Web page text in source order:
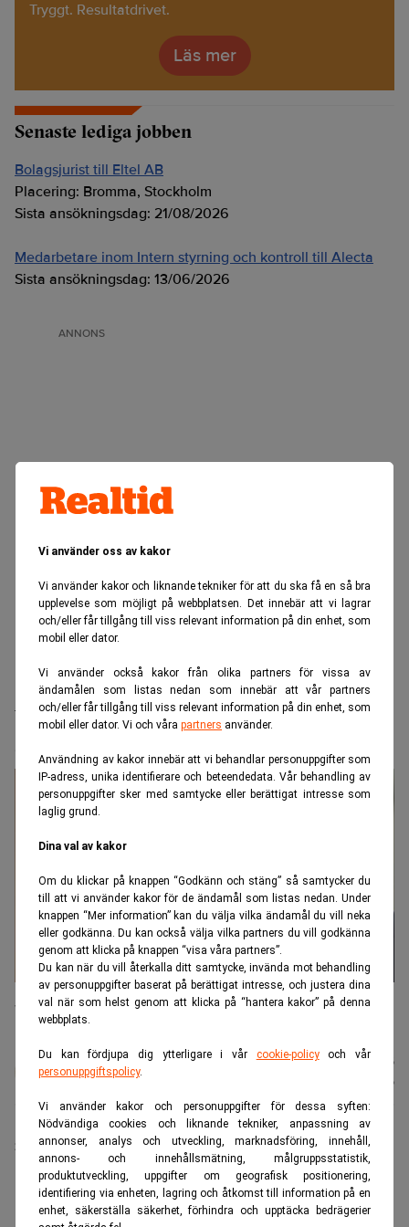
Vi använder oss av kakor
Vi använder kakor och liknande tekniker för att du ska få en så bra
upplevelse som möjligt på webbplatsen. Det innebär att vi lagrar
och/eller får tillgång till viss relevant information på din enhet, som
mobil eller dator.
Vi använder också kakor från olika partners för vissa av
ändamålen som listas nedan som innebär att vår partners
och/eller får tillgång till viss relevant information på din enhet, som
mobil eller dator. Vi och våra partners använder.
Användning av kakor innebär att vi behandlar personuppgifter som
IP-adress, unika identifierare och beteendedata. Vår behandling av
personuppgifter sker med samtycke eller berättigat intresse som
laglig grund.
Dina val av kakor
Om du klickar på knappen “Godkänn och stäng” så samtycker du
till att vi använder kakor för de ändamål som listas nedan. Under
knappen “Mer information” kan du välja vilka ändamål du vill neka
eller godkänna. Du kan också välja vilka partners du vill godkänna
genom att klicka på knappen “visa våra partners”.
Du kan när du vill återkalla ditt samtycke, invända mot behandling
av personuppgifter baserat på berättigat intresse, och justera dina
val när som helst genom att klicka på “hantera kakor” på denna
webbplats.
Du kan fördjupa dig ytterligare i vår cookie-policyoch vår
personuppgiftspolicy.
Vi använder kakor och personuppgifter för dessa syften:
Nödvändiga cookies och liknande tekniker, anpassning av
annonser, analys och utveckling, marknadsföring, innehåll,
annons- och innehållsmätning, målgruppsstatistik,
produktutveckling, uppgifter om geografisk positionering,
identifiering via enheten, lagring och åtkomst till information på en
enhet, säkerställa säkerhet, förhindra och upptäcka bedrägerier
Tryggt. Resultatdrivet.
Läs mer
Senaste lediga jobben
Bolagsjurist till Eltel AB
Placering: Bromma, Stockholm
Sista ansökningsdag: 21/08/2026
Medarbetare inom Intern styrning och kontroll till Alecta
Sista ansökningsdag: 13/06/2026
ANNONS
Realtid.se Juridik
Vinge tappar mark – Mannheimer
Swartling drar ifrån
Louise Brorsson Salomon vd och Managing Partner Stockholm på
Vinge och Henrik Dock, Managing Partner och styrelseledamot på
Mannheimer Swartling. (Foto: Vinge / Mannheimer Swartling)
Johan
Colliander
Publicerad:07 aug. 2026
07 aug. 2026
Sveriges två största advokatbyråer utvecklas åt olika
håll. Mannheimer Swartling lägger ännu ett rekordår
bakom sig och passerar tvåmiljardersgränsen, medan
konkurrenten Vinge ser omsättningen backa från